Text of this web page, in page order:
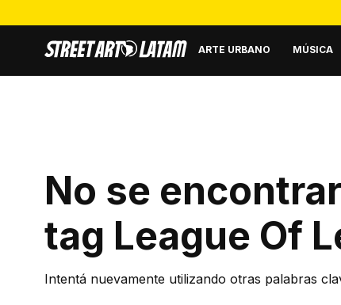
ARTE URBANO MÚSICA
No se
tag League Of
Intentá nuevamente utilizando otras palabras